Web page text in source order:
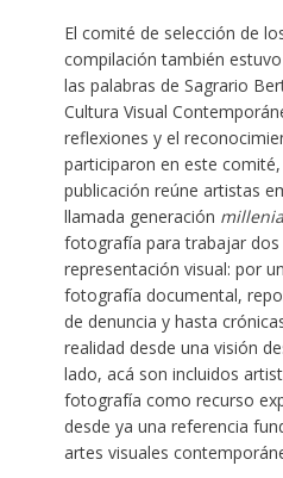
El comité de selección de
compilación también
las palabras de Sagrario
Cultura Visual
reflexiones y el
participaron en este comité,
publicación reúne artistas
llamada generación
fotografía para trabajar
representación visual: por
fotografía documental,
de denuncia y hasta
realidad desde una visión
lado, acá son incluidos
fotografía como recurso
desde ya una referencia
artes visuales